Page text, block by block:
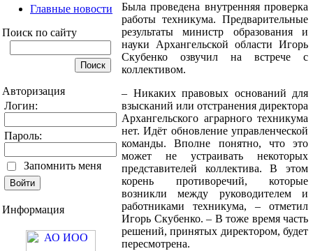
Главные новости
Поиск по сайту
Авторизация
Логин:
Пароль:
Запомнить меня
Информация
Была проведена внутренняя проверка
работы техникума. Предварительные
результаты министр образования и
науки Архангельской области Игорь
Скубенко озвучил на встрече с
коллективом.
– Никаких правовых оснований для
взысканий или отстранения директора
Архангельского аграрного техникума
нет. Идёт обновление управленческой
команды. Вполне понятно, что это
может не устраивать некоторых
представителей коллектива. В этом
корень противоречий, которые
возникли между руководителем и
работниками техникума, – отметил
Игорь Скубенко. – В тоже время часть
решений, принятых директором, будет
пересмотрена.